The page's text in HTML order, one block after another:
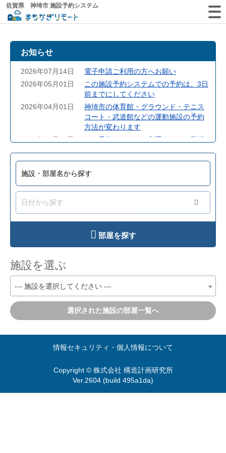
佐賀県 神埼市 施設予約システム
お知らせ
2026年07月14日
電子申請ご利用の方へお願い
2026年05月01日
この施設予約システムでの予約は、3日
前までにしてください
2026年04月01日
神埼市の体育館・グラウンド・テニス
コート・武道館などの運動施設の予約
方法が変わります
2026年04月01日
この予約システムを利用するには登録
2026年04月01日
この予約システムの対象外施設をお知
らせします
部屋を探す
施設を選ぶ
--- 施設を選択してください ---
選択された施設の部屋一覧へ
情報セキュリティ・個人情報について
Copyright © 株式会社 構造計画研究所
Ver.2604 (build 495a1da)